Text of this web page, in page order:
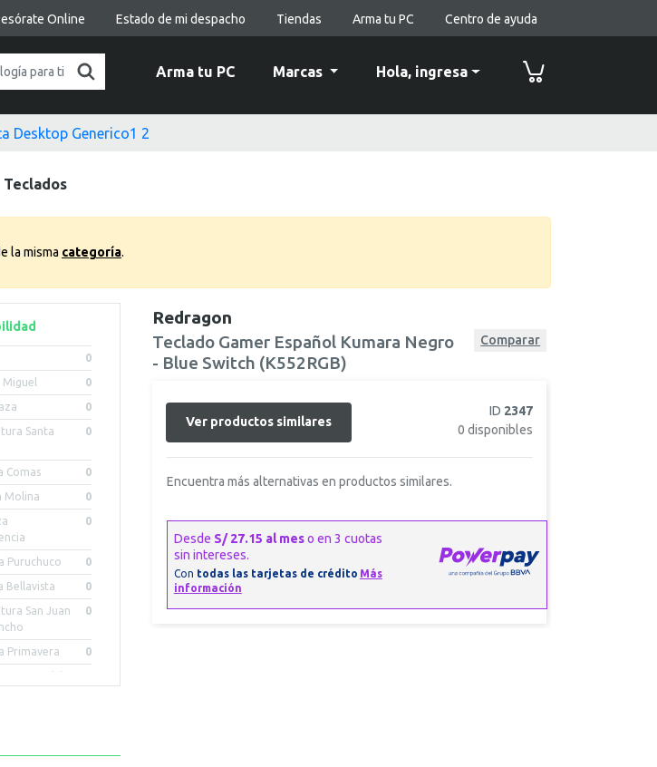
Online Estado de mi despacho Tiendas Arma tu PC Centro de ayuda
Arma tu PC Marcas Hola, ingresa
Teclados
la misma categoría.
0
Miguel 0
0
Santa
0
Comas 0
Molina 0
0
Puruchuco 0
Bellavista 0
San Juan
0
Primavera 0
Centro Civico
Arequipa -
Redragon
Teclado Gamer Español Kumara Negro
- Blue Switch (K552RGB)
Comparar
Ver productos similares
ID 2347
0disponibles
Encuentra más alternativas en productos similares.